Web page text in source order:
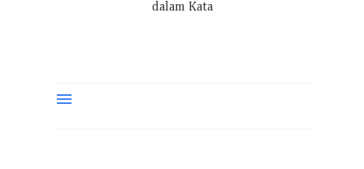
dalam Kata